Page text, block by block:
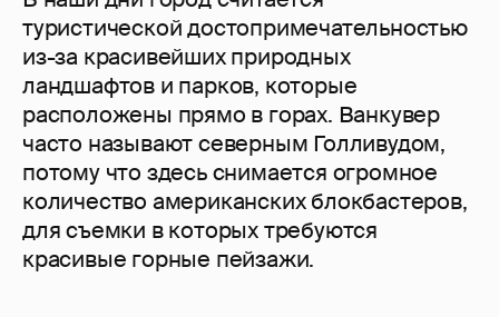
туристической достопримечательностью
из-за красивейших природных
ландшафтов и парков, которые
расположены прямо в горах. Ванкувер
часто называют северным Голливудом,
потому что здесь снимается огромное
количество американских блокбастеров,
для съемки в которых требуются
красивые горные пейзажи.